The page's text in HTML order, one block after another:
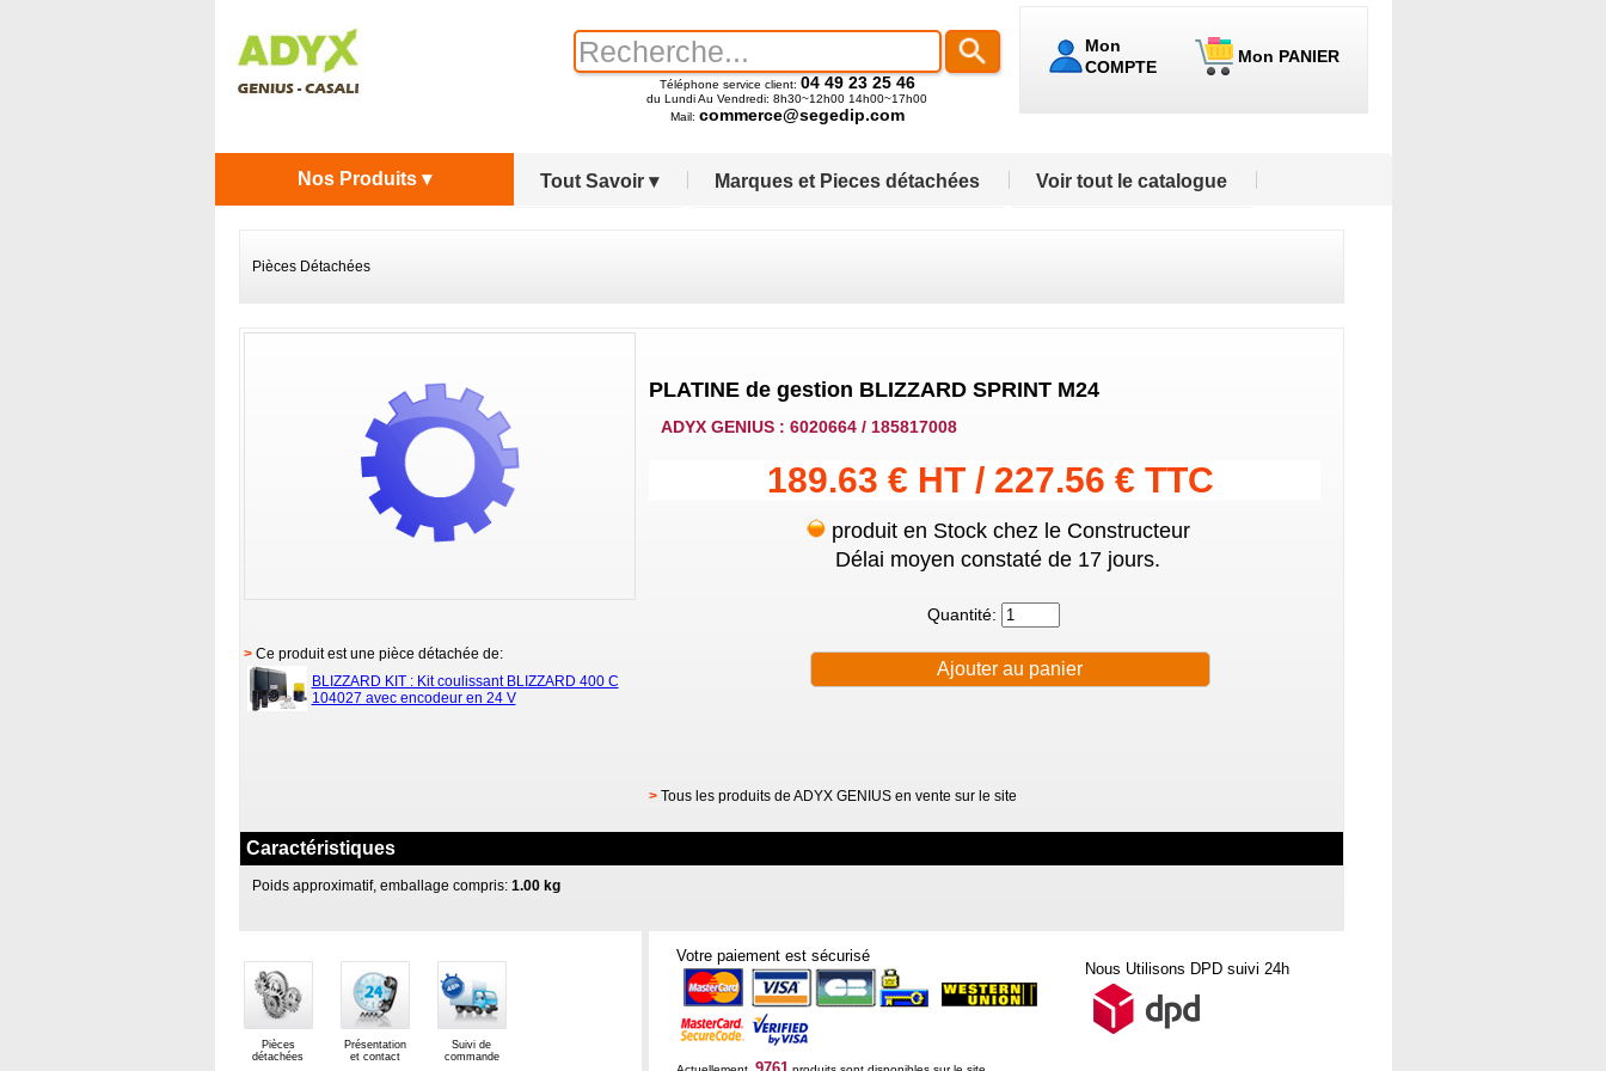
Mon
COMPTE
Mon PANIER
Téléphone service client: 04 49 23 25 46
du Lundi Au Vendredi: 8h30~12h00 14h00~17h00
Mail: commerce@segedip.com
Tout Savoir ▾ Marques et Pieces détachées Voir tout le catalogue
Nos Produits ▾
Pièces Détachées
>Ce produit est une pièce détachée de:
BLIZZARD KIT : Kit coulissant BLIZZARD 400 C
104027 avec encodeur en 24 V
PLATINE de gestion BLIZZARD SPRINT M24
ADYX GENIUS : 6020664 / 185817008
189.63 € HT / 227.56 € TTC
produit en Stock chez le Constructeur
Délai moyen constaté de 17 jours.
Quantité:
> Tous les produits de ADYX GENIUS en vente sur le site
Caractéristiques
Poids approximatif, emballage compris:1.00 kg
Pièces
détachées
Présentation
et contact
Suivi de
commande
Votre paiement est sécurisé
Nous Utilisons DPD suivi 24h